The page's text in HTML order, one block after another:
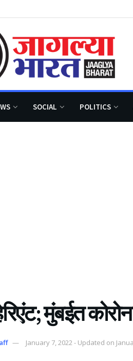
SOCIAL POLITICS
मुंबईत
January 7, 2022 - Updated on